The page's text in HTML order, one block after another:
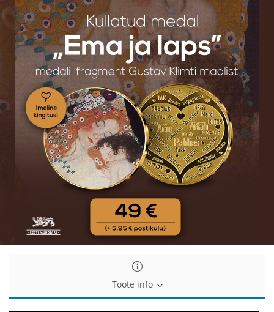
Kullatud
medal
„Ema
laps“
Kullatud
medal
„Ema
ja
laps“
Toote info